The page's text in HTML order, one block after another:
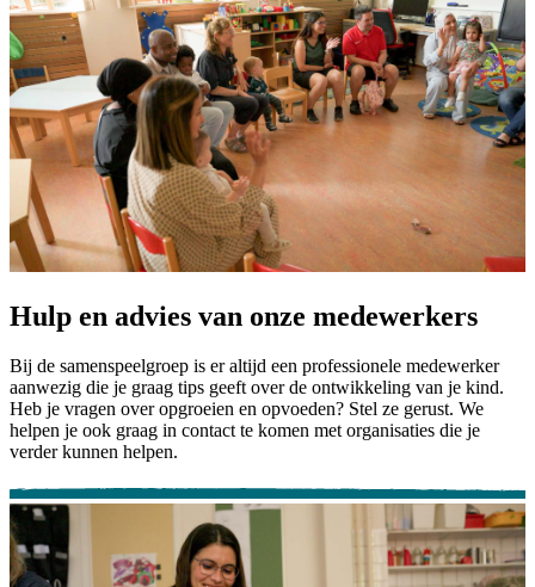
Hulp en advies van onze medewerkers
Bij de samenspeelgroep is er altijd een professionele medewerker
aanwezig die je graag tips geeft over de ontwikkeling van je kind.
Heb je vragen over opgroeien en opvoeden? Stel ze gerust. We
helpen je ook graag in contact te komen met organisaties die je
verder kunnen helpen.